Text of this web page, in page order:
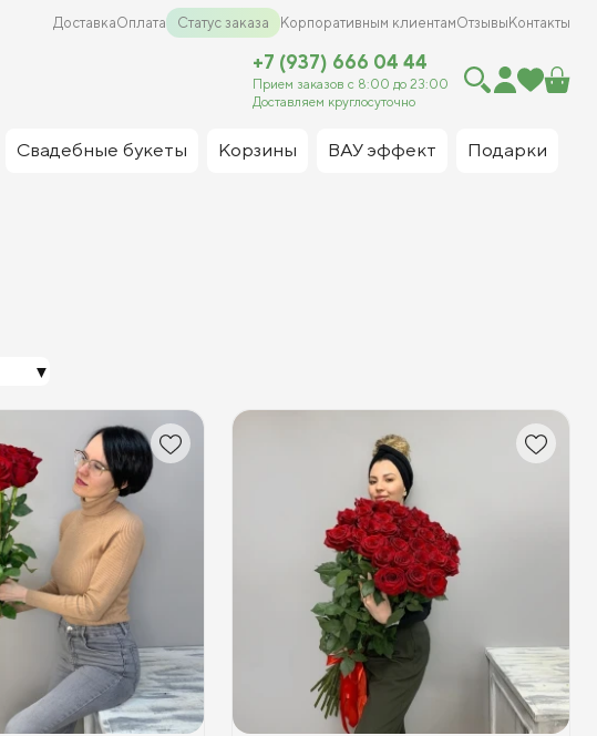
ДоставкаОплата Статус заказа Корпоративным клиентамОтзывы Контакты
+7 (937) 666 04 44
Прием заказов с 8:00 до 23:00
Доставляем круглосуточно
Свадебные букеты Корзины ВАУ эффект Подарки